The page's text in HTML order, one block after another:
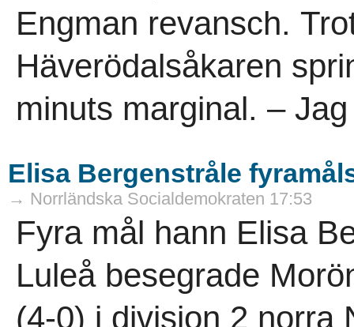
Engman revansch.
Häverödalsåkaren
minuts marginal. –
Elisa Bergenstråle
→ Norrländska Socialdemokraten 17:53
Fyra mål hann Elisa
Luleå besegrade
(4-0) i division 2 norra